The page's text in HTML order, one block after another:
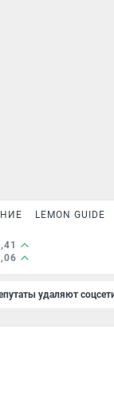
LEMON GUIDE
удаляют